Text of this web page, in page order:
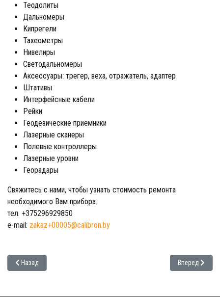
Теодолиты
Дальномеры
Кипрегели
Тахеометры
Нивелиры
Светодальномеры
Аксессуары: трегер, веха, отражатель, адаптер
Штативы
Интерфейсные кабели
Рейки
Геодезические приемники
Лазерные сканеры
Полевые контроллеры
Лазерные уровни
Георадары
Свяжитесь с нами, чтобы узнать стоимость ремонта
необходимого Вам прибора.
тел. +375296929850
e-mail: zakaz+00005@calibron.by
Предыдущий: Заказать ремонт
Назад Следующий:
Вперед